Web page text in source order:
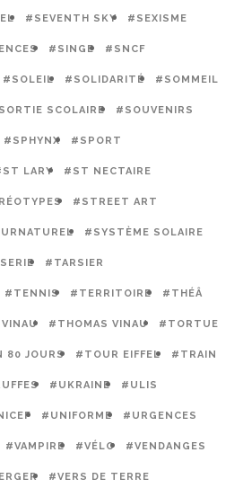
#SEVENTH SKY #SEXISME
#SINGE #SNCF
#SOLEIL #SOLIDARITÉ #SOMMEIL
SCOLAIRE #SOUVENIRS
#SPHYNX #SPORT
LARY #ST NECTAIRE
#STREET ART
#SYSTÈME SOLAIRE
#TARSIER
#TENNIS #TERRITOIRE #THÉÂ
#THOMAS VINAU #TORTUE
80 JOURS #TOUR EIFFEL #TRAIN
#UKRAINE #ULIS
#UNIFORME #URGENCES
#VAMPIRE #VÉLO #VENDANGES
#VERS DE TERRE